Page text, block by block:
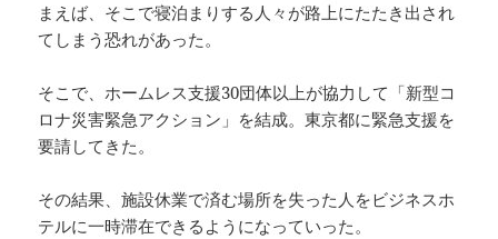
まえば、そこで寝泊まりする人々が路上にたたき出され
てしまう恐れがあった。
そこで、ホームレス支援30団体以上が協力して「新型コ
ロナ災害緊急アクション」を結成。東京都に緊急支援を
要請してきた。
その結果、施設休業で済む場所を失った人をビジネスホ
テルに一時滞在できるようになっていった。